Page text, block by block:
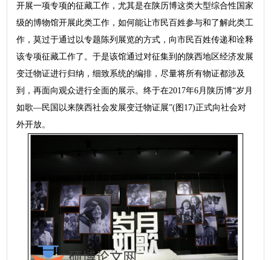
开展一项专项的征藏工作，尤其是在陕历博这类大型综合性国家
级的博物馆开展此类工作，如何能让市民百姓参与和了解此类工
作，莫过于通过以专题陈列展览的方式，向市民百姓传递和诠释
该专项征藏工作了。于是该馆通过对征集到的陕西地区经济发展
变迁物证进行归纳，细致系统的编排，尽量将所有物证都涉及
到，再面向观众进行全面的展示。终于在2017年6月陕历博“岁月
如歌—民国以来陕西社会发展变迁物证展”(图17)正式向社会对
外开放。